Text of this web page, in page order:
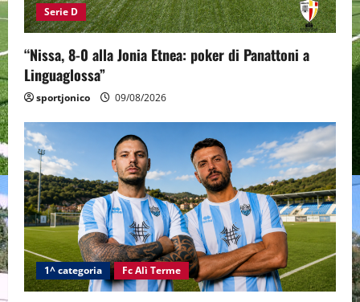
Serie D
“Nissa, 8-0 alla Jonia Etnea: poker di Panattoni a
Linguaglossa”
sportjonico 09/08/2026
1^ categoria Fc Alì Terme